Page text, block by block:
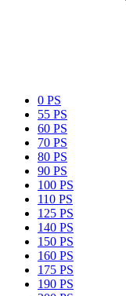
0 PS
55 PS
60 PS
70 PS
80 PS
90 PS
100 PS
110 PS
125 PS
140 PS
150 PS
160 PS
175 PS
190 PS